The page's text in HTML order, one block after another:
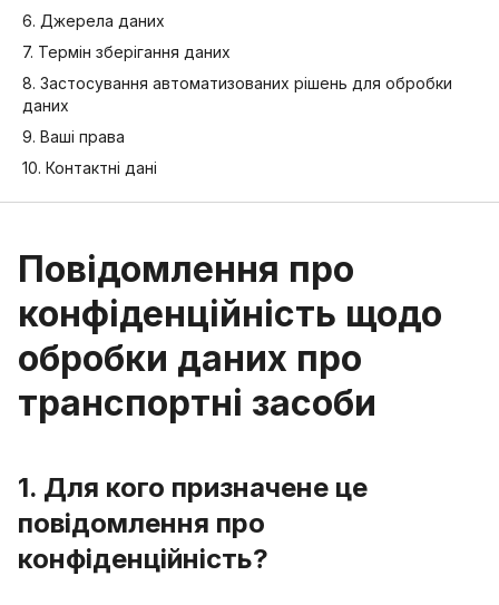
6. Джерела даних
7. Термін зберігання даних
8. Застосування автоматизованих рішень для обробки
даних
9. Ваші права
10. Контактні дані
Повідомлення про
конфіденційність щодо
обробки даних про
транспортні засоби
1. Для кого призначене це
повідомлення про
конфіденційність?